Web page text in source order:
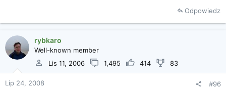
Odpowiedz
rybkaro
Well-known member
Lis 11, 2006
1,495 414 83
Lip 24, 2008 #96